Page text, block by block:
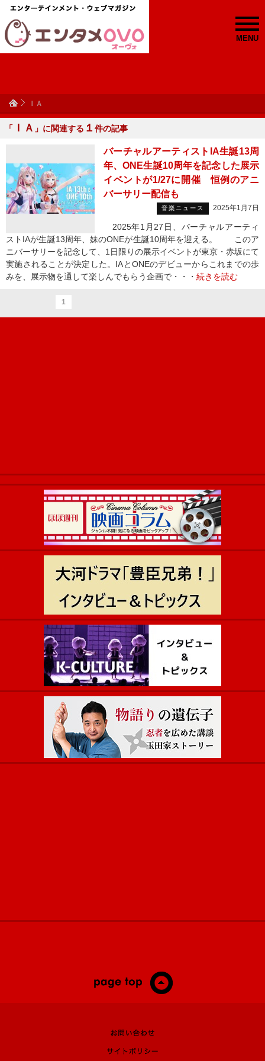
MENU
ＩＡ
「 ＩＡ 」に関連する １ 件の記事
バーチャルアーティストIA生誕13周
年、ONE生誕10周年を記念した展示
イベントが1/27に開催 恒例のアニ
バーサリー配信も
音楽ニュース 2025年1月7日
2025年1月27日、バーチャルアーティ
ストIAが生誕13周年、妹のONEが生誕10周年を迎える。 このア
ニバーサリーを記念して、1日限りの展示イベントが東京・赤坂にて
実施されることが決定した。IAとONEのデビューからこれまでの歩
みを、展示物を通して楽しんでもらう企画で・・・ 続きを読む
1